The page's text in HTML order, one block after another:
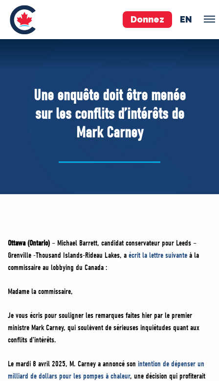
Donnez EN
Pierre Poilievre
Vos députés conservateurs
Cabinet fantôme
Exécutif national
Documents constitutifs
BÉNÉVOLE
ADHÉREZ
BOUTIQUE
Une enquête doit être menée
sur les conflits d’intérêts de
Mark Carney
Ottawa (Ontario) – Michael Barrett, candidat conservateur pour Leeds –
Grenville -Thousand Islands-Rideau Lakes, a écrit la lettre suivante à la
commissaire au lobbying du Canada :
Madame la commissaire,
Je vous écris pour souligner les remarques faites hier par le premier
ministre Mark Carney, qui soulèvent de sérieuses inquiétudes quant aux
conflits d’intérêts.
Le mardi 8 avril 2025, M. Carney a annoncé son intention de dépenser un
milliard de dollars pour les pompes à chaleur, une décision qui profiterait